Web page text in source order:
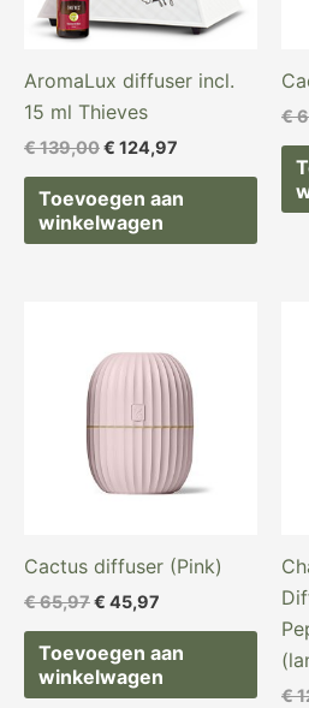
AromaLux diffuser incl.
15 ml Thieves
€139,00€ 124,97
Toevoegen aan
winkelwagen
€
Cactus diffuser (Pink)
€65,97
was:
€ 65,97.
€ 45,97
is:
€ 45,97.
Toevoegen aan
winkelwagen
€